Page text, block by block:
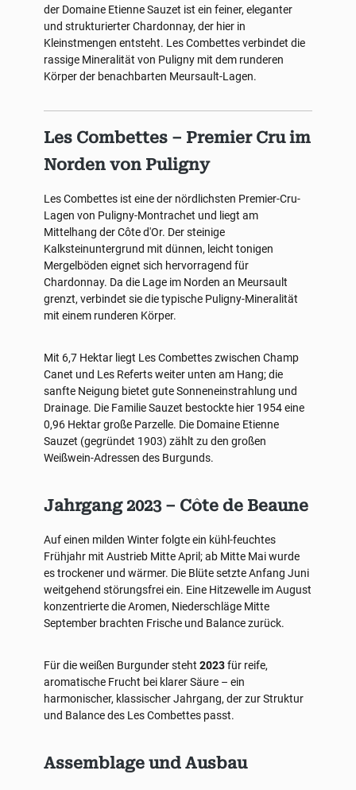
der Domaine Etienne Sauzet ist ein feiner, eleganter
und strukturierter Chardonnay, der hier in
Kleinstmengen entsteht. Les Combettes verbindet die
rassige Mineralität von Puligny mit dem runderen
Körper der benachbarten Meursault-Lagen.
Les Combettes – Premier Cru im
Norden von Puligny
Les Combettes ist eine der nördlichsten Premier-Cru-
Lagen von Puligny-Montrachet und liegt am
Mittelhang der Côte d'Or. Der steinige
Kalksteinuntergrund mit dünnen, leicht tonigen
Mergelböden eignet sich hervorragend für
Chardonnay. Da die Lage im Norden an Meursault
grenzt, verbindet sie die typische Puligny-Mineralität
mit einem runderen Körper.
Mit 6,7 Hektar liegt Les Combettes zwischen Champ
Canet und Les Referts weiter unten am Hang; die
sanfte Neigung bietet gute Sonneneinstrahlung und
Drainage. Die Familie Sauzet bestockte hier 1954 eine
0,96 Hektar große Parzelle. Die Domaine Etienne
Sauzet (gegründet 1903) zählt zu den großen
Weißwein-Adressen des Burgunds.
Jahrgang 2023 – Côte de Beaune
Auf einen milden Winter folgte ein kühl-feuchtes
Frühjahr mit Austrieb Mitte April; ab Mitte Mai wurde
es trockener und wärmer. Die Blüte setzte Anfang Juni
weitgehend störungsfrei ein. Eine Hitzewelle im August
konzentrierte die Aromen, Niederschläge Mitte
September brachten Frische und Balance zurück.
Für die weißen Burgunder steht 2023für reife,
aromatische Frucht bei klarer Säure – ein
harmonischer, klassischer Jahrgang, der zur Struktur
und Balance des Les Combettes passt.
Assemblage und Ausbau